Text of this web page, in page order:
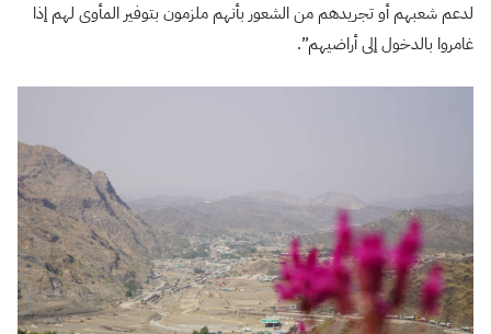
لدعم شعبهم أو تجريدهم من الشعور بأنهم ملزمون بتوفير المأوى لهم إذا
غامروا بالدخول إلى أراضيهم”.